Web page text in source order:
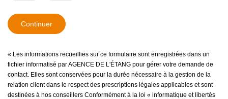
Continuer
« Les informations recueillies sur ce formulaire sont enregistrées dans un
fichier informatisé par AGENCE DE L'ÉTANG pour gérer votre demande de
contact. Elles sont conservées pour la durée nécessaire à la gestion de la
relation client dans le respect des prescriptions légales applicables et sont
destinées à nos conseillers Conformément à la loi « informatique et libertés